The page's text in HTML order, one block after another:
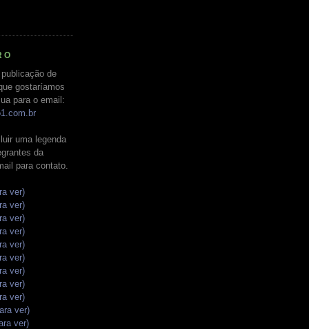
de
gostaríamos
para o email:
uma legenda
da
para contato.
ver)
ver)
ver)
ver)
ver)
ver)
ver)
ver)
ver)
ver)
ver)